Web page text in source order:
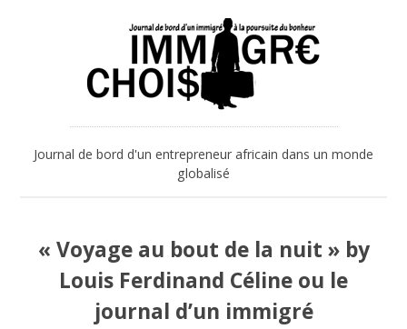
Journal de bord d'un entrepreneur africain dans un monde
globalisé
« Voyage au bout de la nuit » by
Louis Ferdinand Céline ou le
journal d’un immigré